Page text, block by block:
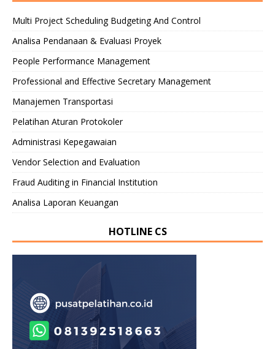
Multi Project Scheduling Budgeting And Control
Analisa Pendanaan & Evaluasi Proyek
People Performance Management
Professional and Effective Secretary Management
Manajemen Transportasi
Pelatihan Aturan Protokoler
Administrasi Kepegawaian
Vendor Selection and Evaluation
Fraud Auditing in Financial Institution
Analisa Laporan Keuangan
HOTLINE CS